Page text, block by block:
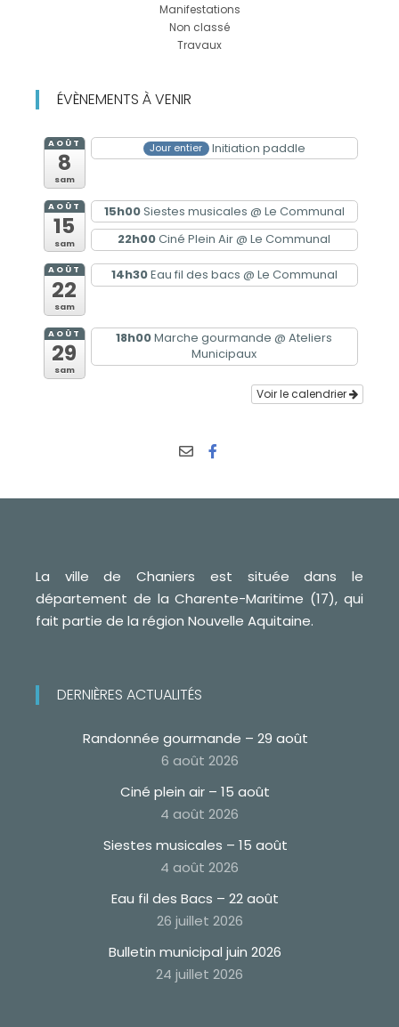
Manifestations
Non classé
Travaux
ÉVÈNEMENTS À VENIR
AOÛT
8
sam
Jour entier Initiation paddle
AOÛT
15
sam
15h00Siestes musicales @ Le Communal
22h00Ciné Plein Air @ Le Communal
AOÛT
22
sam
14h30Eau fil des bacs @ Le Communal
AOÛT
29
sam
18h00Marche gourmande @ Ateliers
Municipaux
Voir le calendrier
La ville de Chaniers est située dans le
département de la Charente-Maritime (17), qui
fait partie de la région Nouvelle Aquitaine.
DERNIÈRES ACTUALITÉS
Randonnée gourmande – 29 août
6 août 2026
Ciné plein air – 15 août
4 août 2026
Siestes musicales – 15 août
4 août 2026
Eau fil des Bacs – 22 août
26 juillet 2026
Bulletin municipal juin 2026
24 juillet 2026